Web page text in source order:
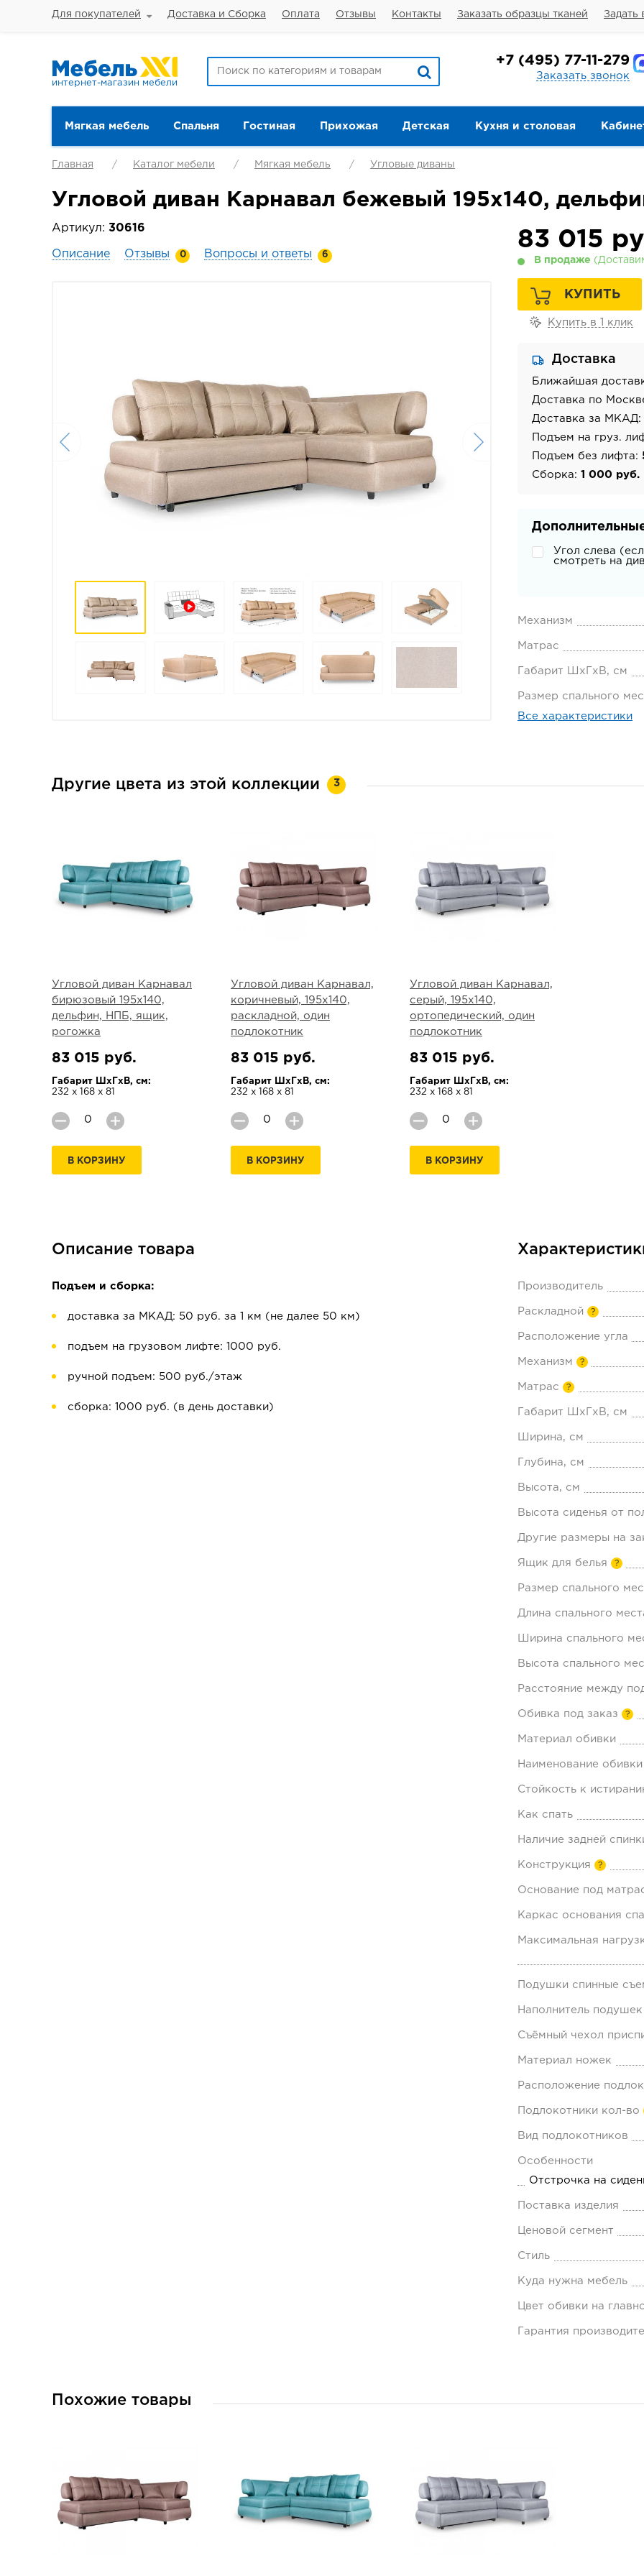
Для покупателей Доставка и Сборка Оплата Отзывы Контакты Заказать образцы тканей Задать
интернет-магазин мебели
+7 (495) 77-11-279
Заказать звонок
Мягкая мебель Спальня Гостиная Прихожая Детская Кухня и столовая
Главная Каталог мебели Мягкая мебель Угловые диваны
Угловой диван Карнавал бежевый 195х140,
Артикул: 30616
Описание Отзывы 0 Вопросы и ответы 6
83 015
В продаже
КУПИТЬ
Купить в 1 клик
Доставка
Ближайшая
Доставка по
Доставка за МКАД:
Подъем на груз.
Подъем без лифта:
Сборка: 1 000 руб.
Угол слева
смотреть на
Механизм
Матрас
Габарит ШхГхВ, см
Размер спального
Все характеристики
Другие цвета из этой коллекции 3
Угловой диван Карнавал
бирюзовый 195х140,
дельфин, НПБ, ящик,
рогожка
83 015 руб.
Габарит ШхГхВ, см:
232 х 168 х 81
В КОРЗИНУ
Угловой диван Карнавал,
коричневый, 195х140,
раскладной, один
подлокотник
83 015 руб.
Габарит ШхГхВ, см:
232 х 168 х 81
В КОРЗИНУ
Угловой диван Карнавал,
серый, 195х140,
ортопедический, один
подлокотник
83 015 руб.
Габарит ШхГхВ, см:
232 х 168 х 81
В КОРЗИНУ
Описание товара
Подъем и сборка:
доставка за МКАД: 50 руб. за 1 км (не далее 50 км)
подъем на грузовом лифте: 1000 руб.
ручной подъем: 500 руб./этаж
сборка: 1000 руб. (в день доставки)
Производитель
Раскладной ?
Расположение угла
Механизм ?
Матрас ?
Габарит ШхГхВ, см
Ширина, см
Глубина, см
Высота, см
Высота сиденья от
Другие размеры на
Ящик для белья ?
Размер спального
Длина спального
Ширина спального
Высота спального
Расстояние между
Обивка под заказ ?
Материал обивки
Наименование обивки
Стойкость к
Как спать
Наличие задней
Конструкция ?
Основание под
Каркас основания
Максимальная
Подушки спинные
Наполнитель подушек
Съёмный чехол
Материал ножек
Расположение
Подлокотники кол-во
Вид подлокотников
Особенности
Отстрочка на
Поставка изделия
Ценовой сегмент
Стиль
Куда нужна мебель
Цвет обивки на
Гарантия
Похожие товары